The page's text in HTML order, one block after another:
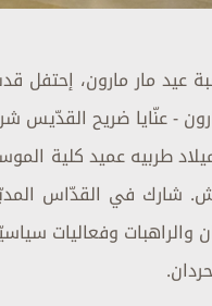
- عنّايا ضريح القدّيس
طربيه عميد كلية
شارك في القدّاس
والراهبات وفعاليات